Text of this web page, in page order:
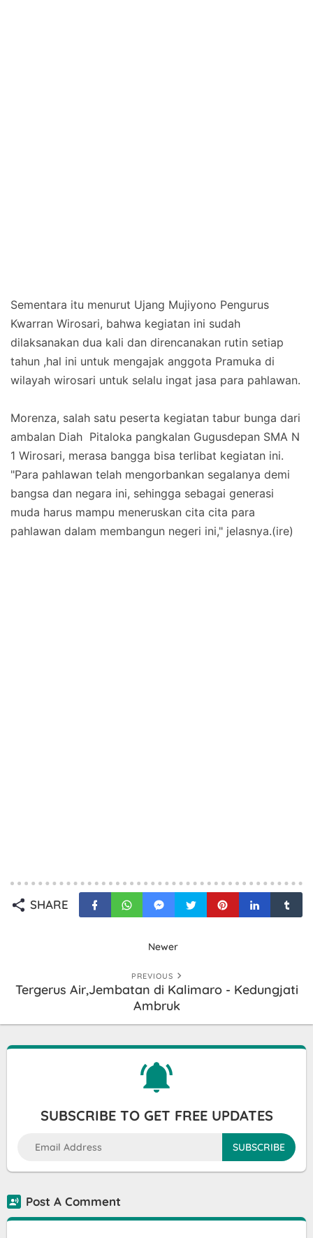
Sementara itu menurut Ujang Mujiyono Pengurus
Kwarran Wirosari, bahwa kegiatan ini sudah
dilaksanakan dua kali dan direncanakan rutin setiap
tahun ,hal ini untuk mengajak anggota Pramuka di
wilayah wirosari untuk selalu ingat jasa para pahlawan.
Morenza, salah satu peserta kegiatan tabur bunga dari
ambalan Diah Pitaloka pangkalan Gugusdepan SMA N
1 Wirosari, merasa bangga bisa terlibat kegiatan ini.
"Para pahlawan telah mengorbankan segalanya demi
bangsa dan negara ini, sehingga sebagai generasi
muda harus mampu meneruskan cita cita para
pahlawan dalam membangun negeri ini," jelasnya.(ire)
SHARE
Newer
PREVIOUS
Tergerus Air,Jembatan di Kalimaro - Kedungjati
Ambruk
SUBSCRIBE TO GET FREE UPDATES
Post A Comment